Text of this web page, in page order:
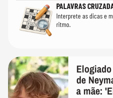
PALAVRAS
Interprete as dicas e
ritmo.
de
a mãe: